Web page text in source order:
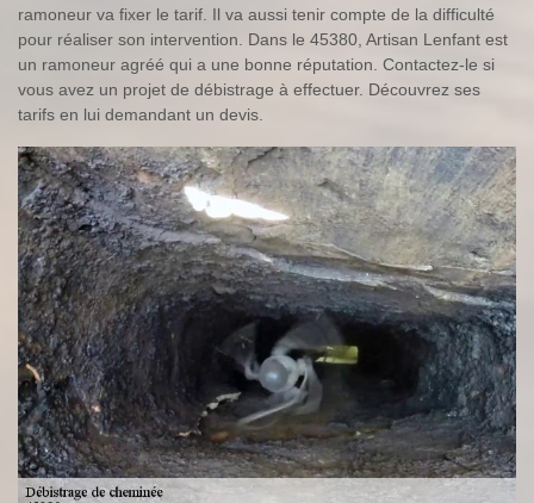
ramoneur va fixer le tarif. Il va aussi tenir compte de la difficulté
pour réaliser son intervention. Dans le 45380, Artisan Lenfant est
un ramoneur agréé qui a une bonne réputation. Contactez-le si
vous avez un projet de débistrage à effectuer. Découvrez ses
tarifs en lui demandant un devis.